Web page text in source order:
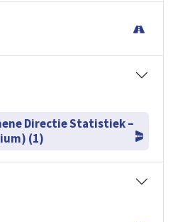
Directie Statistiek –
(1)